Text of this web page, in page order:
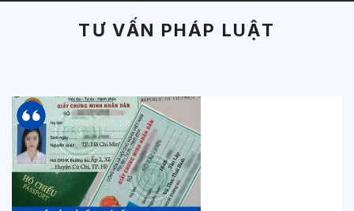
TƯ VẤN PHÁP LUẬT